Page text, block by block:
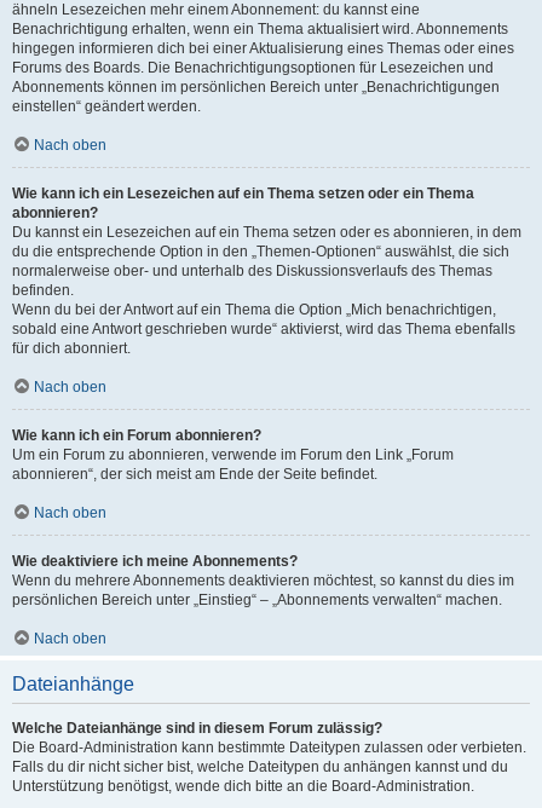
ähneln Lesezeichen mehr einem Abonnement: du kannst eine
Benachrichtigung erhalten, wenn ein Thema aktualisiert wird. Abonnements
hingegen informieren dich bei einer Aktualisierung eines Themas oder eines
Forums des Boards. Die Benachrichtigungsoptionen für Lesezeichen und
Abonnements können im persönlichen Bereich unter „Benachrichtigungen
einstellen“ geändert werden.
Nach oben
Wie kann ich ein Lesezeichen auf ein Thema setzen oder ein Thema
abonnieren?
Du kannst ein Lesezeichen auf ein Thema setzen oder es abonnieren, in dem
du die entsprechende Option in den „Themen-Optionen“ auswählst, die sich
normalerweise ober- und unterhalb des Diskussionsverlaufs des Themas
befinden.
Wenn du bei der Antwort auf ein Thema die Option „Mich benachrichtigen,
sobald eine Antwort geschrieben wurde“ aktivierst, wird das Thema ebenfalls
für dich abonniert.
Nach oben
Wie kann ich ein Forum abonnieren?
Um ein Forum zu abonnieren, verwende im Forum den Link „Forum
abonnieren“, der sich meist am Ende der Seite befindet.
Nach oben
Wie deaktiviere ich meine Abonnements?
Wenn du mehrere Abonnements deaktivieren möchtest, so kannst du dies im
persönlichen Bereich unter „Einstieg“ – „Abonnements verwalten“ machen.
Nach oben
Dateianhänge
Welche Dateianhänge sind in diesem Forum zulässig?
Die Board-Administration kann bestimmte Dateitypen zulassen oder verbieten.
Falls du dir nicht sicher bist, welche Dateitypen du anhängen kannst und du
Unterstützung benötigst, wende dich bitte an die Board-Administration.